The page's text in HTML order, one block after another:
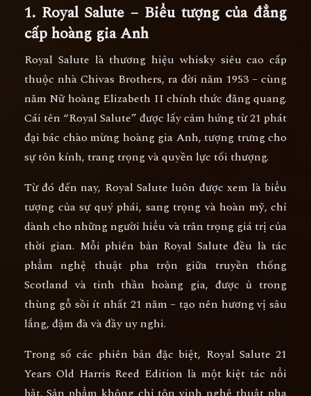
1. Royal Salute – Biểu tượng của đẳng
cấp hoàng gia Anh
Royal Salute là thương hiệu whisky siêu cao cấp
thuộc nhà Chivas Brothers, ra đời năm 1953 – cùng
năm Nữ hoàng Elizabeth II chính thức đăng quang.
Cái tên “Royal Salute” được lấy cảm hứng từ21 phát
đại bác chào mừng hoàng gia Anh, tượng trưng cho
sự tôn kính, trang trọng và quyền lực tối thượng.
Từ đó đến nay, Royal Salute luôn được xem là biểu
tượng của sự quý phái, sang trọng và hoàn mỹ, chỉ
dành cho những người hiểu và trân trọng giá trị của
thời gian. Mỗi phiên bản Royal Salute đều là tác
phẩm nghệ thuật pha trộn giữa truyền thống
Scotland và tinh thần hoàng gia, được ủ trong
thùng gỗ sồi ít nhất 21 năm – tạo nên hương vị sâu
lắng, đậm đà và đầy uy nghi.
Trong số các phiên bản đặc biệt, Royal Salute 21
Years Old Harris Reed Edition là một kiệt tác nổi